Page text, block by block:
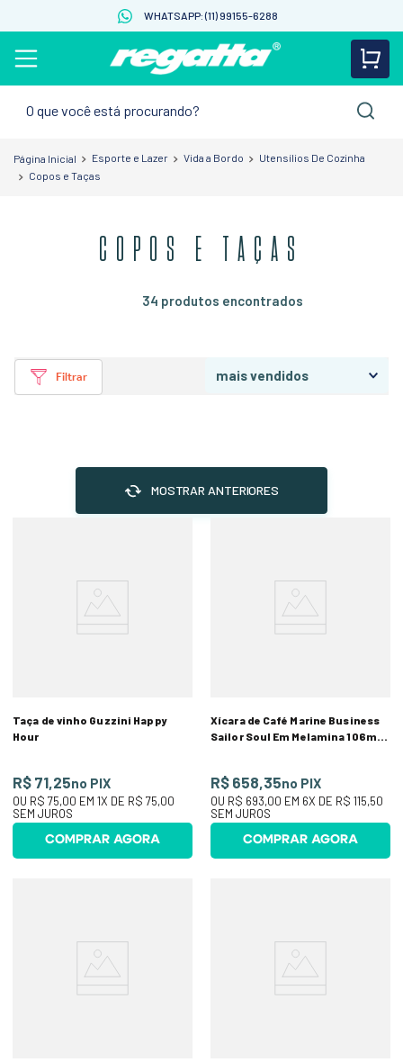
WHATSAPP: (11) 99155-6288
Esporte e Lazer Vida a Bordo
Utensílios De Cozinha
Copos e Taças
COPOS E TAÇAS
34 produtos
Filtrar mais vendidos
MOSTRAR ANTERIORES
Taça de vinho Guzzini Happy
Hour
R$ 71,25no PIX
OU R$ 75,00 EM 1X DE R$ 75,00
SEM JUROS
COMPRAR AGORA
Xícara de Café Marine Business
Sailor Soul Em Melamina 106ml
R$ 658,35no PIX
OU R$ 693,00 EM 6X DE R$ 115,50
SEM JUROS
COMPRAR AGORA